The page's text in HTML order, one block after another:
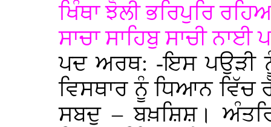
ਖਿੰਥਾ ਝੋਲੀ ਭਰਿਪੁਰਿ
ਸਾਚਾ ਸਾਹਿਬੁ ਸਾਚੀ
ਪਦ ਅਰਥ: -ਇਸ ਪਉੜੀ
ਵਿਸਥਾਰ ਨੂੰ ਧਿਆਨ ਵਿੱਚ
ਸਬਦੁ – ਬਖ਼ਸ਼ਿਸ਼।